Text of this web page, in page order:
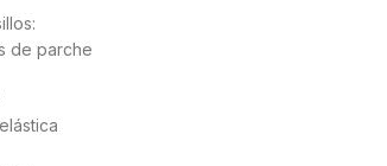
de parche